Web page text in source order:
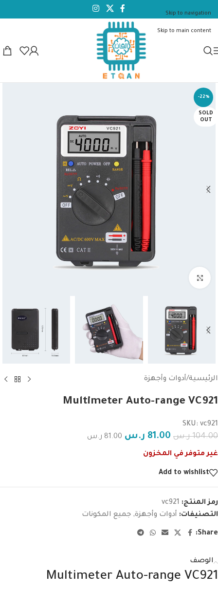
Skip to navigation
Skip to main content
-22%
SOLD
OUT
الرئيسية/أدوات وأجهزة
Multimeter Auto-range VC921
SKU: vc921
104.00 ر.س 81.00 ر.س 81.00 ر.س
غير متوفر في المخزون
Add to wishlist
رمز المنتج: vc921
التصنيفات: أدوات وأجهزة, جميع المكونات
Share:
الوصف
Multimeter Auto-range VC921